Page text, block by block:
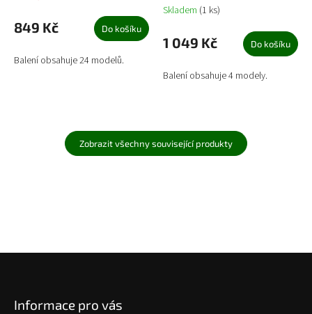
849 Kč Do košíku
Balení obsahuje 24 modelů.
Skladem (1 ks)
1 049 Kč Do košíku
Balení obsahuje 4 modely.
Zobrazit všechny související produkty
Informace pro vás